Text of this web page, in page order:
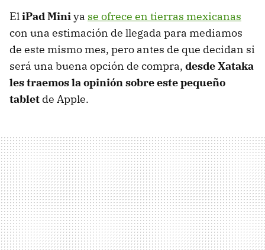
EliPad Miniya se ofrece en tierras mexicanas
con una estimación de llegada para mediamos
de este mismo mes, pero antes de que decidan si
será una buena opción de compra, desde Xataka
les traemos la opinión sobre este pequeño
tablet de Apple.